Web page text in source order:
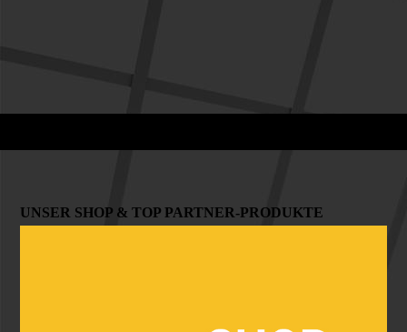
UNSER SHOP & TOP PARTNER-PRODUKTE